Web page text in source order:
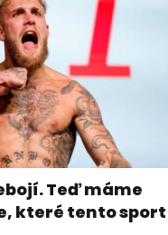
Teď máme
které tento sport